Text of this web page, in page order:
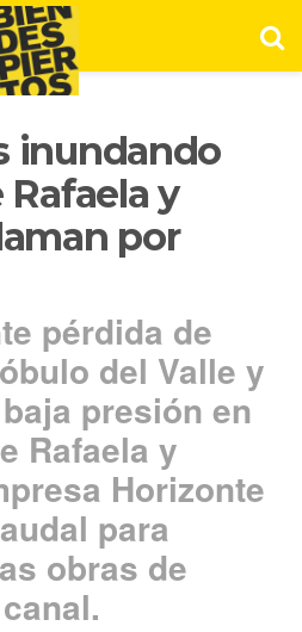
inundando
y
por
pérdida de
del Valle y
presión en
Rafaela y
Horizonte
para
obras de